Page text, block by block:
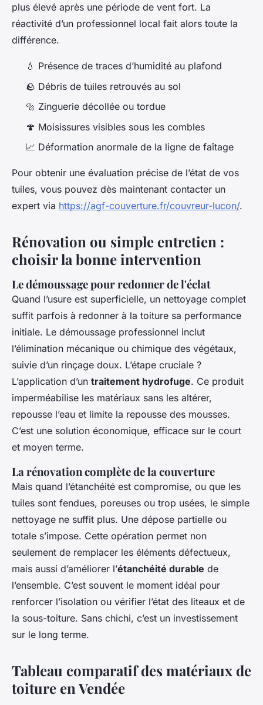
plus élevé après une période de vent fort. La
réactivité d’un professionnel local fait alors toute la
différence.
💧 Présence de traces d’humidité au plafond
🪨 Débris de tuiles retrouvés au sol
🔩 Zinguerie décollée ou tordue
🍄 Moisissures visibles sous les combles
📈 Déformation anormale de la ligne de faîtage
Pour obtenir une évaluation précise de l’état de vos
tuiles, vous pouvez dès maintenant contacter un
expert via https://agf-couverture.fr/couvreur-lucon/.
Rénovation ou simple entretien :
choisir la bonne intervention
Le démoussage pour redonner de l'éclat
Quand l’usure est superficielle, un nettoyage complet
suffit parfois à redonner à la toiture sa performance
initiale. Le démoussage professionnel inclut
l’élimination mécanique ou chimique des végétaux,
suivie d’un rinçage doux. L’étape cruciale ?
L’application d’un traitement hydrofuge. Ce produit
imperméabilise les matériaux sans les altérer,
repousse l’eau et limite la repousse des mousses.
C’est une solution économique, efficace sur le court
et moyen terme.
La rénovation complète de la couverture
Mais quand l’étanchéité est compromise, ou que les
tuiles sont fendues, poreuses ou trop usées, le simple
nettoyage ne suffit plus. Une dépose partielle ou
totale s’impose. Cette opération permet non
seulement de remplacer les éléments défectueux,
mais aussi d’améliorer l’étanchéité durable de
l’ensemble. C’est souvent le moment idéal pour
renforcer l’isolation ou vérifier l’état des liteaux et de
la sous-toiture. Sans chichi, c’est un investissement
sur le long terme.
Tableau comparatif des matériaux de
toiture en Vendée